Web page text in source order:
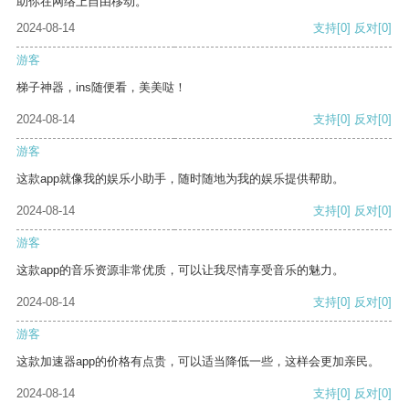
2024-08-14
支持[0] 反对[0]
游客
梯子神器，ins随便看，美美哒！
2024-08-14 支持[0] 反对[0]
游客
这款app就像我的娱乐小助手，随时随地为我的娱乐提供帮助。
2024-08-14 支持[0] 反对[0]
游客
这款app的音乐资源非常优质，可以让我尽情享受音乐的魅力。
2024-08-14 支持[0] 反对[0]
游客
这款加速器app的价格有点贵，可以适当降低一些，这样会更加亲民。
2024-08-14 支持[0] 反对[0]